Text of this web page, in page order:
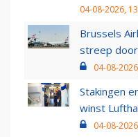
04-08-2026,
Brussels
streep
04-08-
Stakingen
winst
04-08-